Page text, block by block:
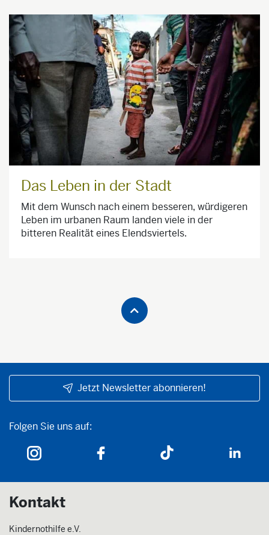
Das Leben in der Stadt
Mit dem Wunsch nach einem besseren, würdigeren
Leben im urbanen Raum landen viele in der
bitteren Realität eines Elendsviertels.
Jetzt Newsletter abonnieren!
Folgen Sie uns auf:
Folgen Sie uns auf:
Kontakt
Kindernothilfe e.V.